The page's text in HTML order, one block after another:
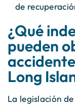
de
¿Qué
pueden
Long
La legislación